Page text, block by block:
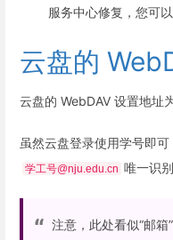
服务中心修复，您可
云盘的
云盘的 WebDAV 设置地址
虽然云盘登录使用学号即
学工号@nju.edu.cn 唯一识
注意，此处看似“邮